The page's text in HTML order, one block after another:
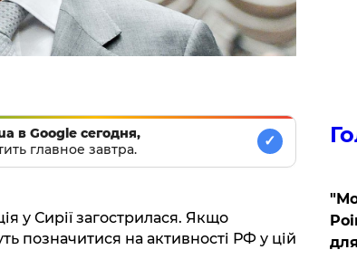
в Google сегодня,
главное завтра.
✓
у Сирії загострилася. Якщо
позначитися на активності РФ у цій